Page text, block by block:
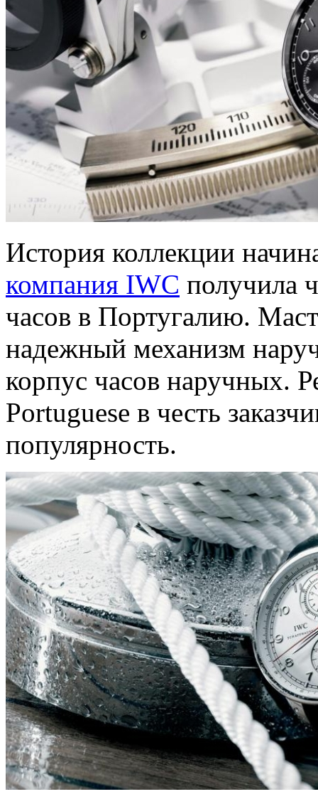
История коллекции
компания IWC получила
часов в Португалию.
надежный механизм
корпус часов наручных.
Portuguese в честь
популярность.